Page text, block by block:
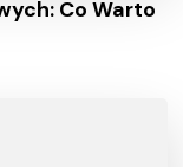
Co Warto